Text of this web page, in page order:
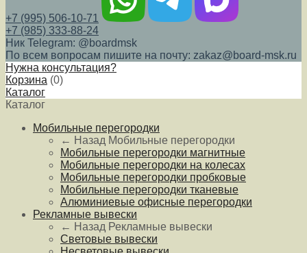
+7 (995) 506-10-71
+7 (985) 333-88-24
Ник Telegram: @boardmsk
По всем вопросам пишите на почту: zakaz@board-msk.ru
Нужна консультация?
Корзина (0)
Каталог
Каталог
Мобильные перегородки
← Назад Мобильные перегородки
Мобильные перегородки магнитные
Мобильные перегородки на колесах
Мобильные перегородки пробковые
Мобильные перегородки тканевые
Алюминиевые офисные перегородки
Рекламные вывески
← Назад Рекламные вывески
Световые вывески